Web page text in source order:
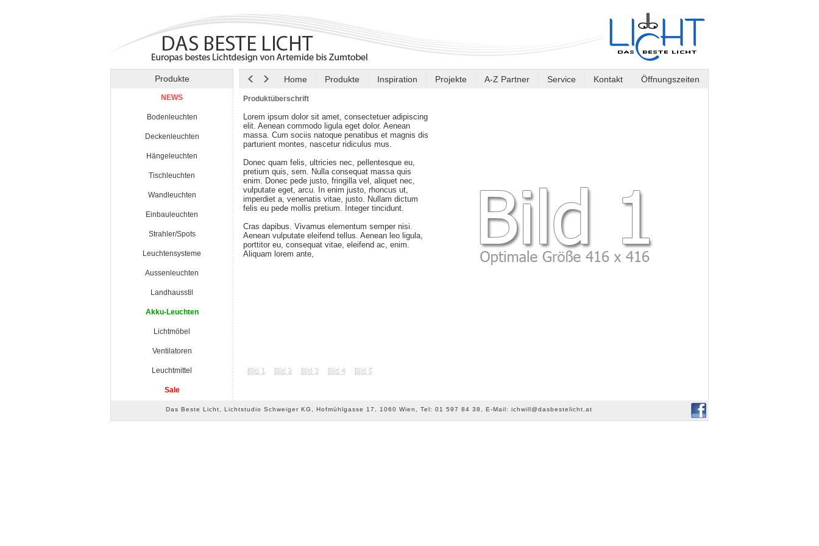
Produkte Home Produkte Inspiration Projekte A-Z Partner Service Kontakt Öffnungszeiten
NEWS
Bodenleuchten
Deckenleuchten
Hängeleuchten
Tischleuchten
Wandleuchten
Einbauleuchten
Strahler/Spots
Leuchtensysteme
Aussenleuchten
Landhausstil
Akku-Leuchten
Lichtmöbel
Ventilatoren
Leuchtmittel
Sale
Produktüberschrift
Lorem ipsum dolor sit amet, consectetuer adipiscing
elit. Aenean commodo ligula eget dolor. Aenean
massa. Cum sociis natoque penatibus et magnis dis
parturient montes, nascetur ridiculus mus.
Donec quam felis, ultricies nec, pellentesque eu,
pretium quis, sem. Nulla consequat massa quis
enim. Donec pede justo, fringilla vel, aliquet nec,
vulputate eget, arcu. In enim justo, rhoncus ut,
imperdiet a, venenatis vitae, justo. Nullam dictum
felis eu pede mollis pretium. Integer tincidunt.
Cras dapibus. Vivamus elementum semper nisi.
Aenean vulputate eleifend tellus. Aenean leo ligula,
porttitor eu, consequat vitae, eleifend ac, enim.
Aliquam lorem ante,
Das Beste Licht, Lichtstudio Schweiger KG, Hofmühlgasse 17, 1060 Wien, Tel: 01 597 84 38, E-Mail: ichwill@dasbestelicht.at